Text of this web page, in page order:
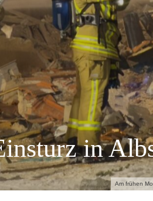
Am frühen
in